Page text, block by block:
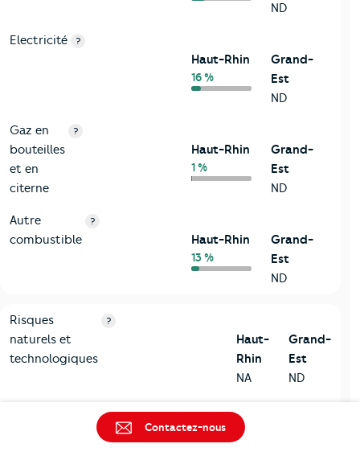
ND
Electricité ?
Haut-Rhin
16 %
Grand-
Est
ND
Gaz en
bouteilles
et en
citerne
?
Haut-Rhin
1 %
Grand-
Est
ND
Autre
combustible
?
Haut-Rhin
13 %
Grand-
Est
ND
9-Diagnostic risques
Critères Haut-Rhin
Risques
naturels et
technologiques
?
Haut-
Rhin
NA
Grand-
Est
ND
Haut-
Contactez-nous